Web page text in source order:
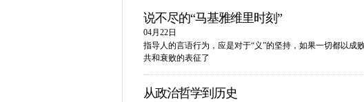
说不尽的“马基雅维里时刻”
04月22日
指导人的言语行为，应是对于“义”的坚持，如果一切都以成
共和衰败的表征了
从政治哲学到历史